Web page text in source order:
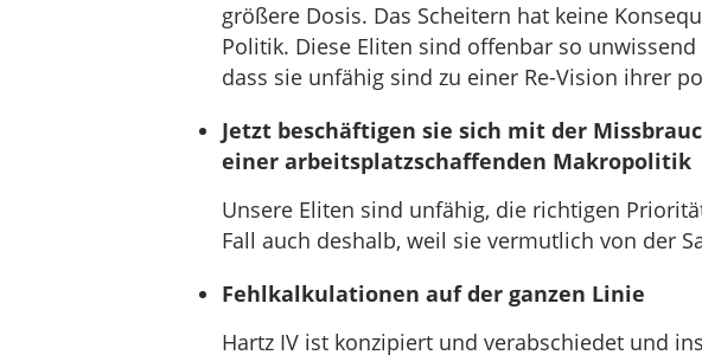
größere Dosis. Das Scheitern hat keine
Politik. Diese Eliten sind offenbar so
dass sie unfähig sind zu einer Re-Vision ihrer
Jetzt beschäftigen sie sich mit der
einer arbeitsplatzschaffenden Makropolitik
Unsere Eliten sind unfähig, die richtigen
Fall auch deshalb, weil sie vermutlich von der
Fehlkalkulationen auf der ganzen Linie
Hartz IV ist konzipiert und verabschiedet und